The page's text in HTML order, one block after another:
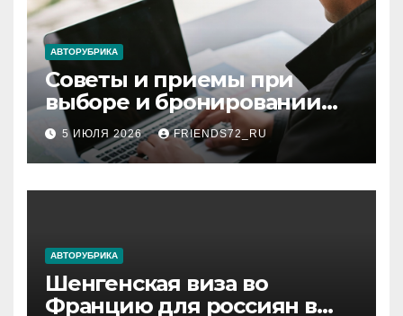
АВТОРУБРИКА
Советы и приемы при
выборе и бронировании
авиабилетов
5 ИЮЛЯ 2026 FRIENDS72_RU
АВТОРУБРИКА
Шенгенская виза во
Францию для россиян в